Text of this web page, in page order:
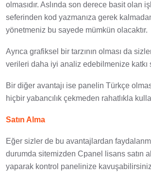
olmasıdır. Aslında son derece basit olan
seferinden kod yazmanıza gerek
yönetmeniz bu sayede mümkün olacaktır.
Ayrıca grafiksel bir tarzının olması da
verileri daha iyi analiz edebilmenize katkı
Bir diğer avantajı ise panelin Türkçe
hiçbir yabancılık çekmeden rahatlıkla
Satın Alma
Eğer sizler de bu avantajlardan
durumda sitemizden Cpanel lisans satın
yaparak kontrol panelinize